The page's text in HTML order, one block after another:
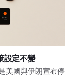
設定不變
美國與伊朗宣布停